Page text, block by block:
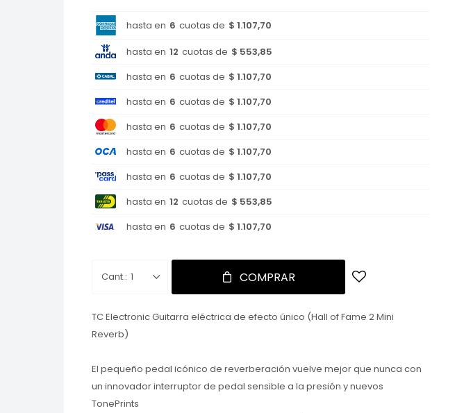
hasta en 6 cuotas de $ 1.107,70
hasta en 12 cuotas de $ 553,85
hasta en 6 cuotas de $ 1.107,70
hasta en 6 cuotas de $ 1.107,70
hasta en 6 cuotas de $ 1.107,70
hasta en 6 cuotas de $ 1.107,70
hasta en 6 cuotas de $ 1.107,70
hasta en 12 cuotas de $ 553,85
hasta en 6 cuotas de $ 1.107,70
1 COMPRAR
TC Electronic Guitarra eléctrica de efecto único (Hall of Fame 2 Mini
Reverb)
El pequeño pedal icónico de reverberación vuelve mejor que nunca con
un innovador interruptor de pedal sensible a la presión y nuevos
TonePrints